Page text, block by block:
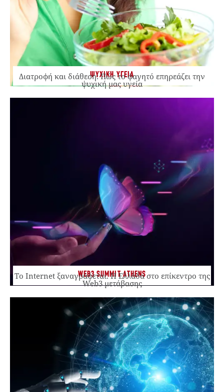
ΨΥΧΙΚΗ ΥΓΕΙΑ
Διατροφή και διάθεση: Πώς το φαγητό επηρεάζει την
ψυχική μας υγεία
WEB3 SUMMIT ATHENS
Το Internet ξαναγράφεται. Η Ελλάδα στο επίκεντρο της
Web3 μετάβασης